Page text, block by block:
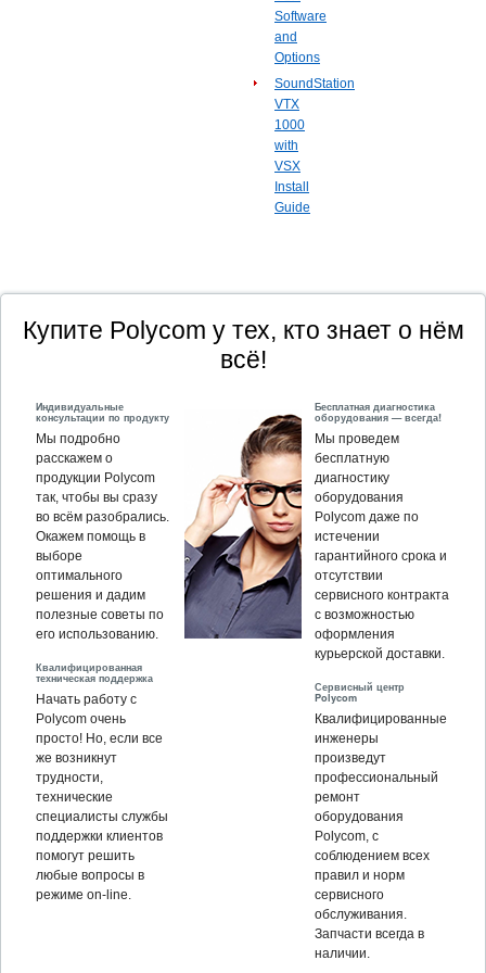
Software
and
Options
SoundStation
VTX
1000
with
VSX
Install
Guide
Купите Polycom у тех, кто знает о нём
всё!
Индивидуальные
консультации по продукту
Мы подробно
расскажем о
продукции Polycom
так, чтобы вы сразу
во всём разобрались.
Окажем помощь в
выборе
оптимального
решения и дадим
полезные советы по
его использованию.
Квалифицированная
техническая поддержка
Начать работу с
Polycom очень
просто! Но, если все
же возникнут
трудности,
технические
специалисты службы
поддержки клиентов
помогут решить
любые вопросы в
режиме on-line.
Бесплатная диагностика
оборудования — всегда!
Мы проведем
бесплатную
диагностику
оборудования
Polycom даже по
истечении
гарантийного срока и
отсутствии
сервисного контракта
с возможностью
оформления
курьерской доставки.
Сервисный центр
Polycom
Квалифицированные
инженеры
произведут
профессиональный
ремонт
оборудования
Polycom, c
соблюдением всех
правил и норм
сервисного
обслуживания.
Запчасти всегда в
наличии.